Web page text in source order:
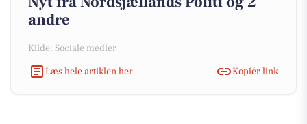
andre
Kilde: Sociale medier
Læs hele artiklen her
Kopiér link